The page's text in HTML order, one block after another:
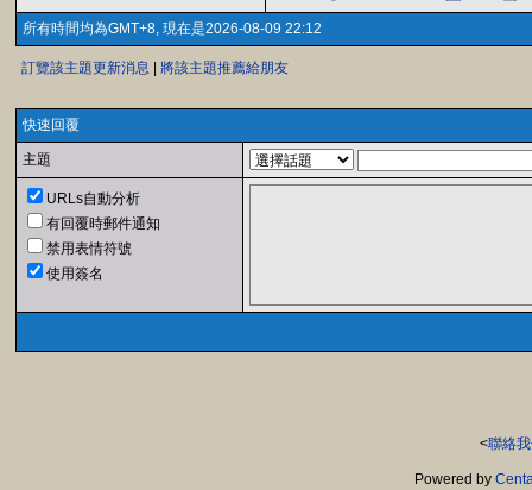
所有時間均為GMT+8, 現在是2026-08-09 22:12
訂覽該主題更新消息 將該主題推薦給朋友
快速回覆
主題
URLs自動分析
有回覆時郵件通知
禁用表情符號
使用簽名
<聯絡
Powered by